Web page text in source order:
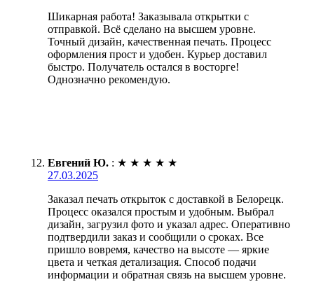
Шикарная работа! Заказывала открытки с
отправкой. Всё сделано на высшем уровне.
Точный дизайн, качественная печать. Процесс
оформления прост и удобен. Курьер доставил
быстро. Получатель остался в восторге!
Однозначно рекомендую.
Евгений Ю. : ★ ★ ★ ★ ★
27.03.2025
Заказал печать открыток с доставкой в Белорецк.
Процесс оказался простым и удобным. Выбрал
дизайн, загрузил фото и указал адрес. Оперативно
подтвердили заказ и сообщили о сроках. Все
пришло вовремя, качество на высоте — яркие
цвета и четкая детализация. Способ подачи
информации и обратная связь на высшем уровне.